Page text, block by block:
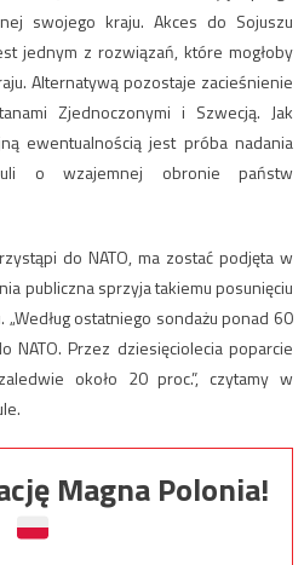
swojego kraju. Akces do Sojuszu
jednym z rozwiązań, które mogłoby
Alternatywą pozostaje zacieśnienie
Zjednoczonymi i Szwecją. Jak
ewentualnością jest próba nadania
o wzajemnej obronie państw
do NATO, ma zostać podjęta w
publiczna sprzyja takiemu posunięciu
ostatniego sondażu ponad 60
Przez dziesięciolecia poparcie
około 20 proc.”, czytamy w
Magna Polonia!